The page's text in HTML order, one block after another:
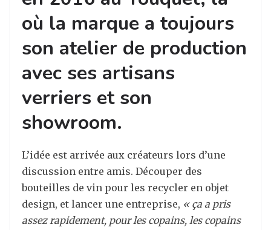
où la marque a toujours
son atelier de production
avec ses artisans
verriers et son
showroom.
L’idée est arrivée aux créateurs lors d’une
discussion entre amis. Découper des
bouteilles de vin pour les recycler en objet
design, et lancer une entreprise, « ça a pris
assez rapidement, pour les copains, les copains